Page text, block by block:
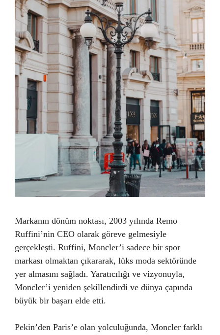
Markanın dönüm noktası, 2003 yılında Remo
Ruffini’nin CEO olarak göreve gelmesiyle
gerçekleşti. Ruffini, Moncler’i sadece bir spor
markası olmaktan çıkararak, lüks moda sektöründe
yer almasını sağladı. Yaratıcılığı ve vizyonuyla,
Moncler’i yeniden şekillendirdi ve dünya çapında
büyük bir başarı elde etti.
Pekin’den Paris’e olan yolculuğunda, Moncler farklı